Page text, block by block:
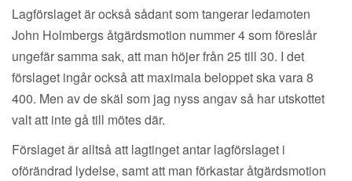
Lagförslaget är också sådant som tangerar ledamoten
John Holmbergs åtgärdsmotion nummer 4 som föreslår
ungefär samma sak, att man höjer från 25 till 30. I det
förslaget ingår också att maximala beloppet ska vara 8
400. Men av de skäl som jag nyss angav så har utskottet
valt att inte gå till mötes där.
Förslaget är alltså att lagtinget antar lagförslaget i
oförändrad lydelse, samt att man förkastar åtgärdsmotion